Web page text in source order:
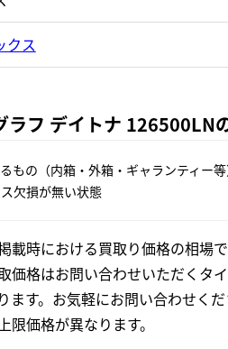
クス
ラフ デイトナ 126500LN
もの（内箱・外箱・ギャランティー等
欠損が無い状態
載時における買取り価格の相場
価格はお問い合わせいただくタ
ます。お気軽にお問い合わせくだ
価格が異なります。